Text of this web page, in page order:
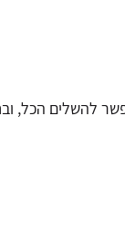
להשלים הכל,